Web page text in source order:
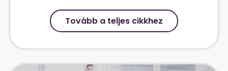
Tovább a teljes cikkhez